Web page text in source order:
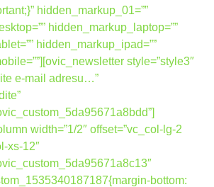
hidden_markup_01=””
hidden_markup_laptop=””
hidden_markup_ipad=””
style=”style3″
e-mail adresu…”
width=”1/2″ offset=”vc_col-lg-2
xs-12″
bottom: